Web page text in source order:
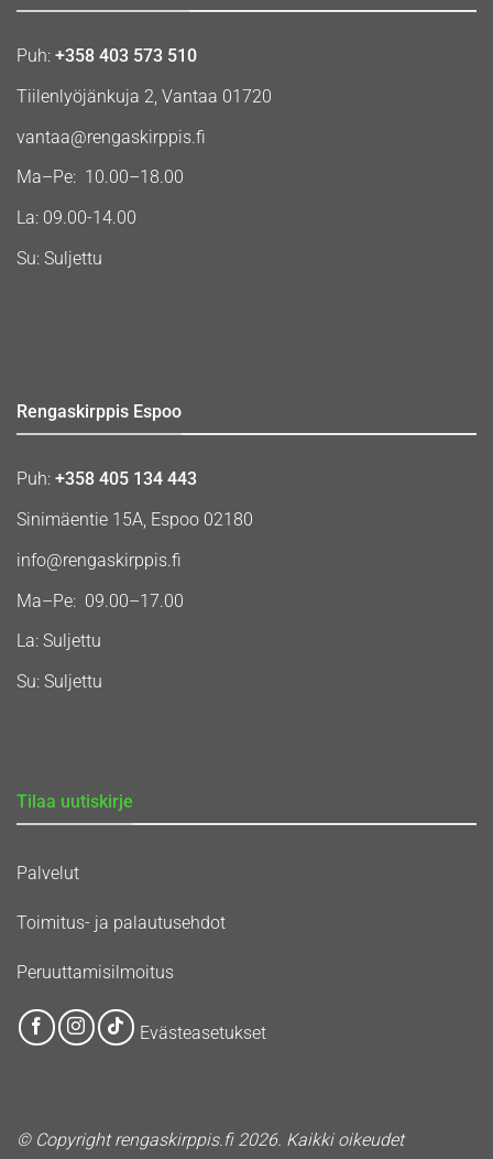
Puh: +358 403 573 510
Tiilenlyöjänkuja 2, Vantaa 01720
vantaa@rengaskirppis.fi
Ma–Pe: 10.00–18.00
La: 09.00-14.00
Su: Suljettu
Rengaskirppis Espoo
Puh: +358 405 134 443
Sinimäentie 15A, Espoo 02180
info@rengaskirppis.fi
Ma–Pe: 09.00–17.00
La: Suljettu
Su: Suljettu
Tilaa uutiskirje
Palvelut
Toimitus- ja palautusehdot
Peruuttamisilmoitus
Evästeasetukset
© Copyright rengaskirppis.fi 2026. Kaikki oikeudet